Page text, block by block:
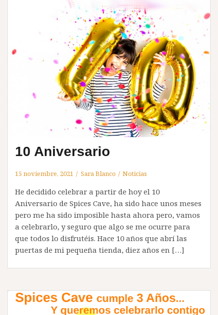
10 Aniversario
15 noviembre, 2021 Sara Blanco Noticias
He decidido celebrar a partir de hoy el 10
Aniversario de Spices Cave, ha sido hace unos meses
pero me ha sido imposible hasta ahora pero, vamos
a celebrarlo, y seguro que algo se me ocurre para
que todos lo disfrutéis. Hace 10 años que abrí las
puertas de mi pequeña tienda, diez años en […]